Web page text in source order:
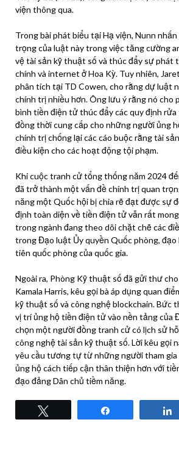
viện thông qua.
Trong bài phát biểu tại Hạ viện, Nunn
trọng của luật này trong việc tăng cường
vệ tài sản kỹ thuật số và thúc đẩy sự phát
chính và internet ở Hoa Kỳ. Tuy nhiên,
phân tích tại TD Cowen, cho rằng dự luật
chính trị nhiều hơn. Ông lưu ý rằng nó cho
bình tiền điện tử thúc đẩy các quy định
đồng thời cung cấp cho những người ủng
chính trị chống lại các cáo buộc rằng tài
điều kiện cho các hoạt động tội phạm.
Khi cuộc tranh cử tổng thống năm 2024
đã trở thành một vấn đề chính trị quan
năng một Quốc hội bị chia rẽ đạt được sự
định toàn diện về tiền điện tử vẫn rất
trong ngành đang theo dõi chặt chẽ các
trong Đạo luật Ủy quyền Quốc phòng, đạo
tiên quốc phòng của quốc gia.
Ngoài ra, Phòng Kỹ thuật số đã gửi thư
Kamala Harris, kêu gọi bà áp dụng quan
kỹ thuật số và công nghệ blockchain. Bức
vị trí ủng hộ tiền điện tử vào nền tảng của
chọn một người đồng tranh cử có lịch sử
công nghệ tài sản kỹ thuật số. Lời kêu gọi
yêu cầu tương tự từ những người tham gia
ủng hộ cách tiếp cận thân thiện hơn với
đạo đảng Dân chủ tiềm năng.